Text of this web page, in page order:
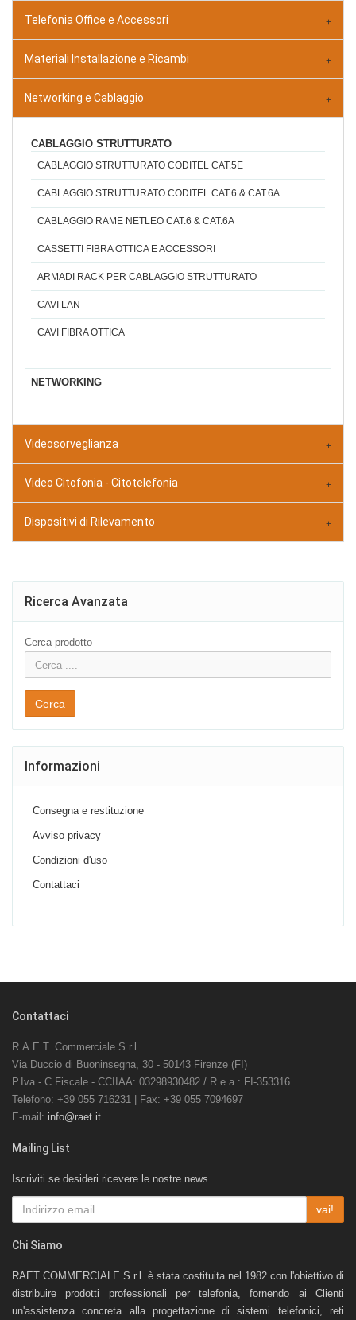
Telefonia Office e Accessori
Materiali Installazione e Ricambi
Networking e Cablaggio
CABLAGGIO STRUTTURATO
CABLAGGIO STRUTTURATO CODITEL CAT.5E
CABLAGGIO STRUTTURATO CODITEL CAT.6 & CAT.6A
CABLAGGIO RAME NETLEO CAT.6 & CAT.6A
CASSETTI FIBRA OTTICA E ACCESSORI
ARMADI RACK PER CABLAGGIO STRUTTURATO
CAVI LAN
CAVI FIBRA OTTICA
NETWORKING
Videosorveglianza
Video Citofonia - Citotelefonia
Dispositivi di Rilevamento
Ricerca Avanzata
Cerca prodotto
Cerca
Informazioni
Consegna e restituzione
Avviso privacy
Condizioni d'uso
Contattaci
Contattaci
R.A.E.T. Commerciale S.r.l.
Via Duccio di Buoninsegna, 30 - 50143 Firenze (FI)
P.Iva - C.Fiscale - CCIIAA: 03298930482 / R.e.a.: FI-353316
Telefono: +39 055 716231 | Fax: +39 055 7094697
E-mail: info@raet.it
Mailing List
Iscriviti se desideri ricevere le nostre news.
vai!
Chi Siamo
RAET COMMERCIALE S.r.l. è stata costituita nel 1982 con l'obiettivo di
distribuire prodotti professionali per telefonia, fornendo ai Clienti
un'assistenza concreta alla progettazione di sistemi telefonici, reti